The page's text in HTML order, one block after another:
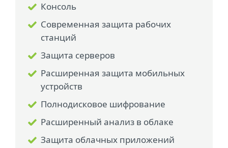
Консоль
Современная защита рабочих
станций
Защита серверов
Расширенная защита мобильных
устройств
Полнодисковое шифрование
Расширенный анализ в облаке
Защита облачных приложений